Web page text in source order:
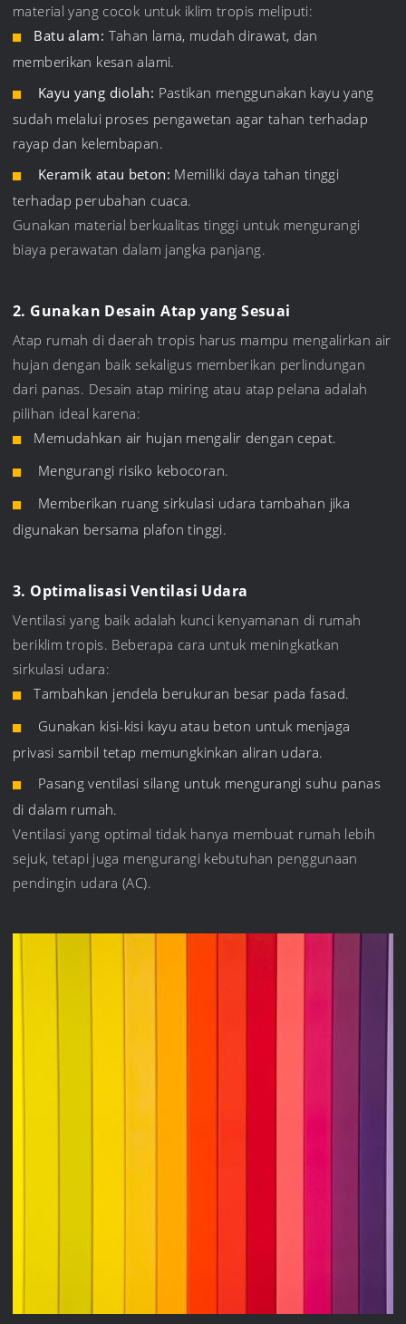
material yang cocok untuk iklim tropis meliputi:
Batu alam: Tahan lama, mudah dirawat, dan
memberikan kesan alami.
Kayu yang diolah: Pastikan menggunakan kayu yang
sudah melalui proses pengawetan agar tahan terhadap
rayap dan kelembapan.
Keramik atau beton: Memiliki daya tahan tinggi
terhadap perubahan cuaca.
Gunakan material berkualitas tinggi untuk mengurangi
biaya perawatan dalam jangka panjang.
2. Gunakan Desain Atap yang Sesuai
Atap rumah di daerah tropis harus mampu mengalirkan air
hujan dengan baik sekaligus memberikan perlindungan
dari panas. Desain atap miring atau atap pelana adalah
pilihan ideal karena:
Memudahkan air hujan mengalir dengan cepat.
Mengurangi risiko kebocoran.
Memberikan ruang sirkulasi udara tambahan jika
digunakan bersama plafon tinggi.
3. Optimalisasi Ventilasi Udara
Ventilasi yang baik adalah kunci kenyamanan di rumah
beriklim tropis. Beberapa cara untuk meningkatkan
sirkulasi udara:
Tambahkan jendela berukuran besar pada fasad.
Gunakan kisi-kisi kayu atau beton untuk menjaga
privasi sambil tetap memungkinkan aliran udara.
Pasang ventilasi silang untuk mengurangi suhu panas
di dalam rumah.
Ventilasi yang optimal tidak hanya membuat rumah lebih
sejuk, tetapi juga mengurangi kebutuhan penggunaan
pendingin udara (AC).